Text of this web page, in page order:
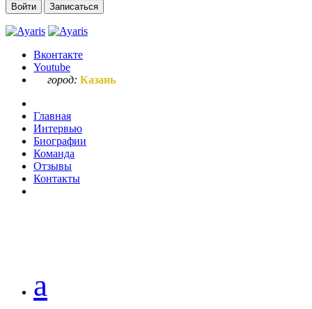
Войти
Записаться
Вконтакте
Youtube
город: Казань
Главная
Интервью
Биографии
Команда
Отзывы
Контакты
а